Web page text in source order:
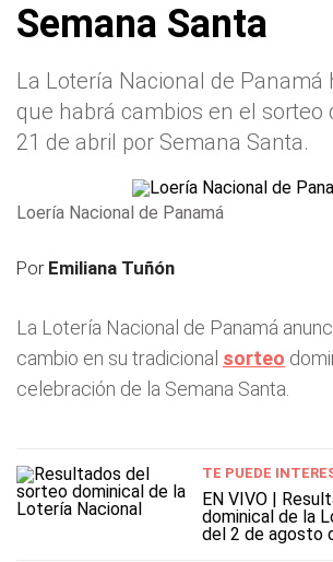
Semana Santa
La Lotería Nacional de Panamá
que habrá cambios en el sorteo
21 de abril por Semana Santa.
Loería Nacional de Panamá
Por Emiliana Tuñón
La Lotería Nacional de Panamá
cambio en su tradicional sorteo
celebración de la Semana Santa.
TE PUEDE
EN VIVO |
dominical de la
del 2 de agosto